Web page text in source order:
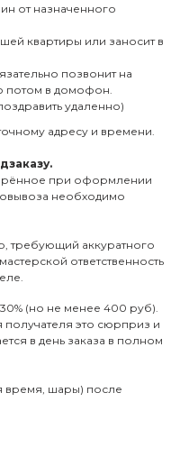
от назначенного
квартиры или заносит в
позвонит на
потом в домофон.
удаленно)
адресу и времени.
при оформлении
необходимо
требующий аккуратного
ответственность
(но не менее 400 руб).
получателя это сюрприз и
в день заказа в полном
время, шары) после